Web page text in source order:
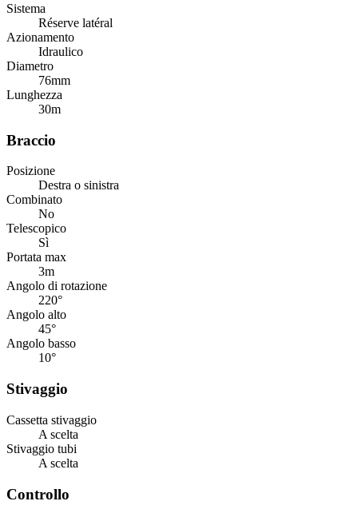
Sistema
Réserve latéral
Azionamento
Idraulico
Diametro
76mm
Lunghezza
30m
Braccio
Posizione
Destra o sinistra
Combinato
No
Telescopico
Sì
Portata max
3m
Angolo di rotazione
220°
Angolo alto
45°
Angolo basso
10°
Stivaggio
Cassetta stivaggio
A scelta
Stivaggio tubi
A scelta
Controllo